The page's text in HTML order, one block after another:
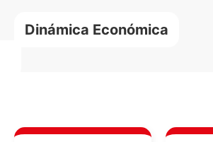
Dinámica Económica